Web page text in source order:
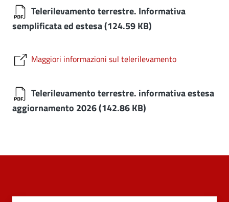
Telerilevamento terrestre. Informativa
semplificata ed estesa(124.59 KB)
Maggiori informazioni sul telerilevamento
Telerilevamento terrestre. informativa estesa
aggiornamento 2026(142.86 KB)